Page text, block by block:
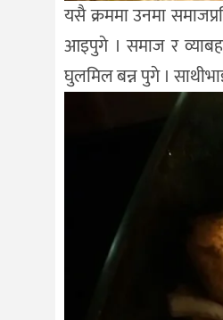
यसै क्रममा उनमा
आइपुगे । समाज र
घुलमिल बन्न पुगे ।